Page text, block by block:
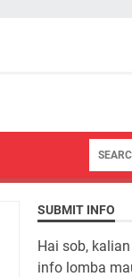
SUBMIT INFO
Hai sob,
info lomba